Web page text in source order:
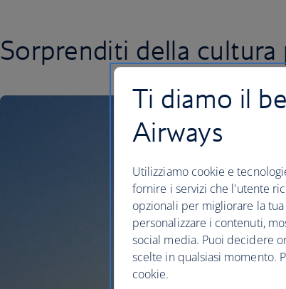
Sorprenditi della cultura
Ti diamo il
Airways
Utilizziamo cookie e
fornire i servizi che l'utente
opzionali per migliorare la
personalizzare i contenuti,
social media. Puoi decidere
scelte in qualsiasi momento.
cookie.